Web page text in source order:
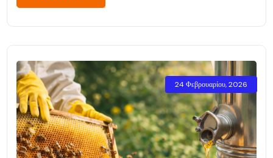
24 Φεβρουαρίου, 2026